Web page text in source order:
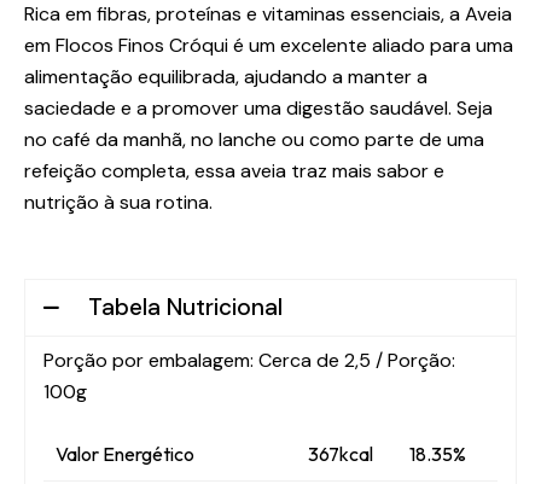
Rica em fibras, proteínas e vitaminas essenciais, a Aveia
em Flocos Finos Cróqui é um excelente aliado para uma
alimentação equilibrada, ajudando a manter a
saciedade e a promover uma digestão saudável. Seja
no café da manhã, no lanche ou como parte de uma
refeição completa, essa aveia traz mais sabor e
nutrição à sua rotina.
Tabela Nutricional
Porção por embalagem: Cerca de 2,5 / Porção:
100g
Valor Energético 367kcal 18.35%